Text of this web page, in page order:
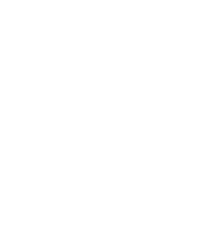
ook bestand is tegen enthousiaste speelsessies.